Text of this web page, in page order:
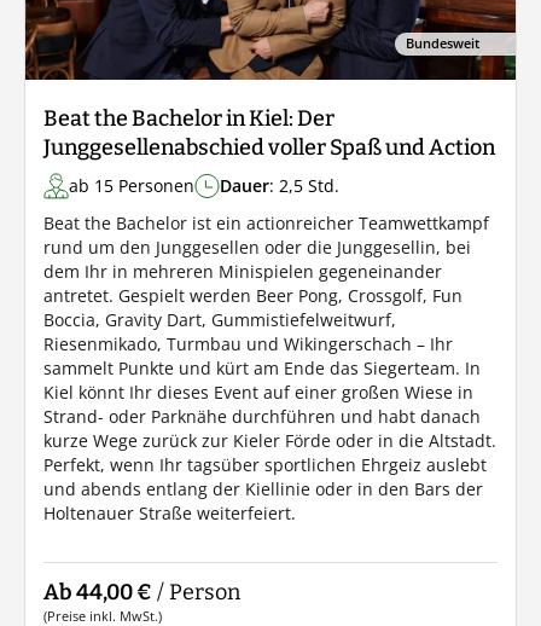
Bundesweit
Beat the Bachelor in Kiel: Der
Junggesellenabschied voller Spaß und Action
ab 15 Personen Dauer: 2,5 Std.
Beat the Bachelor ist ein actionreicher Teamwettkampf
rund um den Junggesellen oder die Junggesellin, bei
dem Ihr in mehreren Minispielen gegeneinander
antretet. Gespielt werden Beer Pong, Crossgolf, Fun
Boccia, Gravity Dart, Gummistiefelweitwurf,
Riesenmikado, Turmbau und Wikingerschach – Ihr
sammelt Punkte und kürt am Ende das Siegerteam. In
Kiel könnt Ihr dieses Event auf einer großen Wiese in
Strand- oder Parknähe durchführen und habt danach
kurze Wege zurück zur Kieler Förde oder in die Altstadt.
Perfekt, wenn Ihr tagsüber sportlichen Ehrgeiz auslebt
und abends entlang der Kiellinie oder in den Bars der
Holtenauer Straße weiterfeiert.
Ab 44,00 € / Person
(Preise inkl. MwSt.)